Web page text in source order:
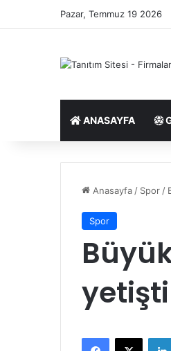
Pazar, Temmuz 19 2026
ANASAYFA
Anasayfa / Spor /
Spor